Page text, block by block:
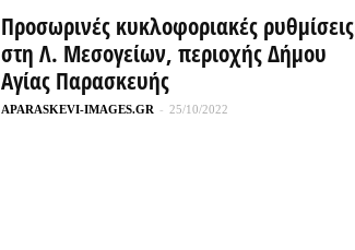
Προσωρινές κυκλοφοριακές ρυθμίσεις
στη Λ. Μεσογείων, περιοχής Δήμου
Αγίας Παρασκευής
APARASKEVI-IMAGES.GR - 25/10/2022